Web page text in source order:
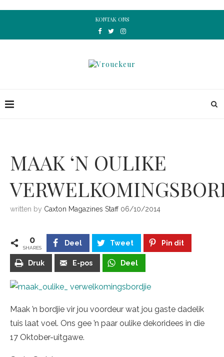
KONTAK ONS
MAAK ‘N OULIKE
written by Caxton Magazines Staff 06/10/2014
0
SHARES
Deel Tweet Pin dit
Druk E-pos Deel
Maak ’n bordjie vir jou voordeur wat jou gaste dadelik
tuis laat voel. Ons gee ’n paar oulike dekoridees in die
17 Oktober-uitgawe.